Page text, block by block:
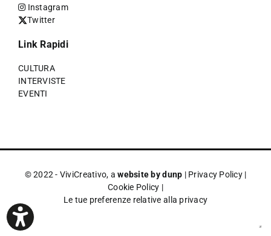
Instagram
Twitter
Link Rapidi
CULTURA
INTERVISTE
EVENTI
© 2022 - ViviCreativo, awebsite by dunp | Privacy Policy|
Cookie Policy |
Le tue preferenze relative alla privacy